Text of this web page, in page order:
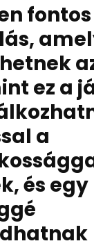
fontos
ez a
a
és egy